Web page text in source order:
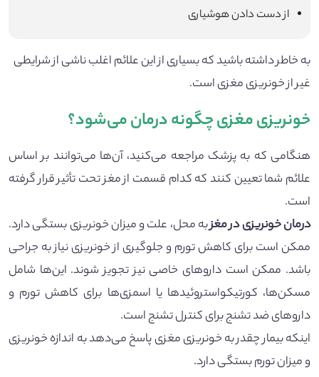
از دست دادن هوشیاری
به خاطر داشته باشید که بسیاری از این علائم اغلب ناشی از شرایطی
غیر از خونریزی مغزی است.
خونریزی مغزی چگونه درمان می‌شود؟
هنگامی که به پزشک مراجعه می‌کنید، آن‌ها می‌توانند بر اساس
علائم شما تعیین کنند که کدام قسمت از مغز تحت تأثیر قرار گرفته
است.
درمان خونریزی در مغزبه محل، علت و میزان خونریزی بستگی دارد.
ممکن است برای کاهش تورم و جلوگیری از خونریزی نیاز به جراحی
باشد. ممکن است دارو‌های خاصی نیز تجویز شوند. این‌ها شامل
مسکن‌ها، کورتیکواستروئید‌ها یا اسمزی‌ها برای کاهش تورم و
دارو‌های ضد تشنج برای کنترل تشنج است.
اینکه بیمار چقدر به خونریزی مغزی پاسخ می‌دهد به اندازه خونریزی
و میزان تورم بستگی دارد.